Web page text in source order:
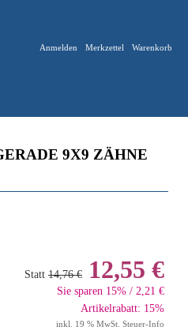
Anmelden Merkzettel Warenkorb
9X9 ZÄHNE
Statt 14,76 € 12,55 €
Sie sparen 15% / 2,21 €
Artikelrabatt: 15%
inkl. 19 % MwSt. Steuer-Info